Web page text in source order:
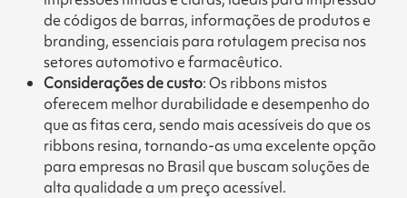
de códigos de barras, informações de produtos e
branding, essenciais para rotulagem precisa nos
setores automotivo e farmacêutico.
Considerações de custo: Os ribbons mistos
oferecem melhor durabilidade e desempenho do
que as fitas cera, sendo mais acessíveis do que os
ribbons resina, tornando-as uma excelente opção
para empresas no Brasil que buscam soluções de
alta qualidade a um preço acessível.